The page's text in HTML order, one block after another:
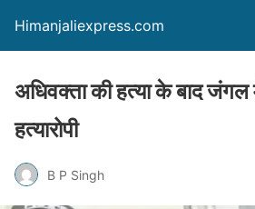
Himanjaliexpress.com
अधिवक्ता की हत्या के बाद जंगल
हत्यारोपी
B P Singh